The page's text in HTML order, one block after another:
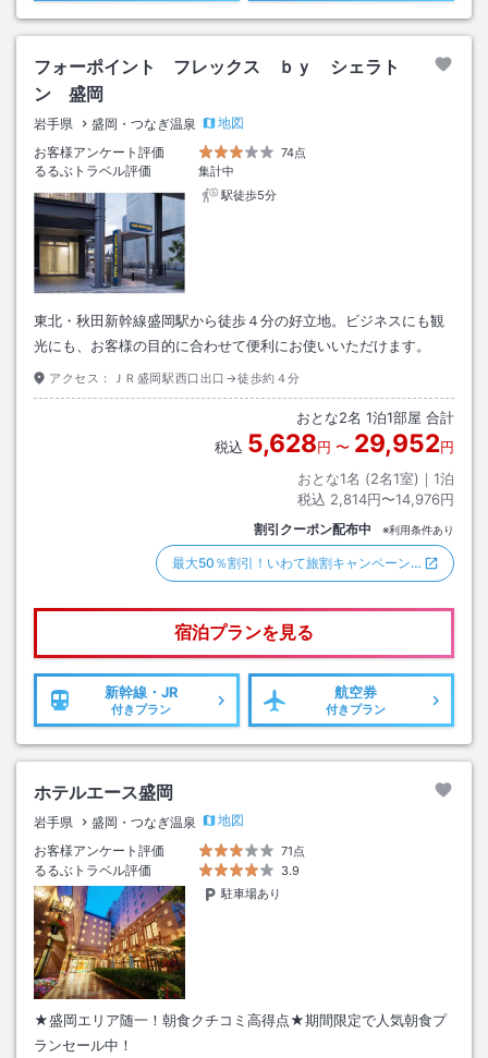
フォーポイント フレックス ｂｙ シェラト
ン 盛岡
岩手県 盛岡・つなぎ温泉
地図
お客様アンケート評価
74点
るるぶトラベル評価
集計中
駅徒歩5分
東北・秋田新幹線盛岡駅から徒歩４分の好立地。ビジネスにも観
光にも、お客様の目的に合わせて便利にお使いいただけます。
アクセス： ＪＲ盛岡駅西口出口→徒歩約４分
おとな2名 1泊1部屋 合計
税込 5,628円 〜 29,952円
おとな1名 (2名1室)｜ 1泊
税込 2,814円〜14,976円
割引クーポン配布中 ※利用条件あり
最大50％割引！いわて旅割キャンペーン…
宿泊プランを見る
新幹線・JR
付きプラン
航空券
付きプラン
ホテルエース盛岡
岩手県 盛岡・つなぎ温泉
地図
お客様アンケート評価
71点
るるぶトラベル評価
3.9
駐車場あり
★盛岡エリア随一！朝食クチコミ高得点★期間限定で人気朝食プ
ランセール中！